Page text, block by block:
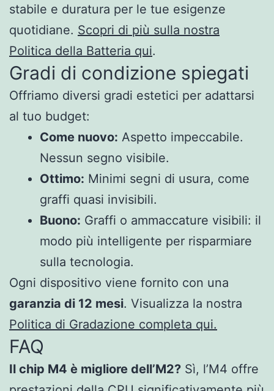
stabile e duratura per le tue esigenze
quotidiane. Scopri di più sulla nostra
Politica della Batteria qui.
Gradi di condizione spiegati
Offriamo diversi gradi estetici per adattarsi
al tuo budget:
Come nuovo: Aspetto impeccabile.
Nessun segno visibile.
Ottimo: Minimi segni di usura, come
graffi quasi invisibili.
Buono: Graffi o ammaccature visibili: il
modo più intelligente per risparmiare
sulla tecnologia.
Ogni dispositivo viene fornito con una
garanzia di 12 mesi. Visualizza la nostra
Politica di Gradazione completa qui.
FAQ
Il chip M4 è migliore dell’M2? Sì, l’M4 offre